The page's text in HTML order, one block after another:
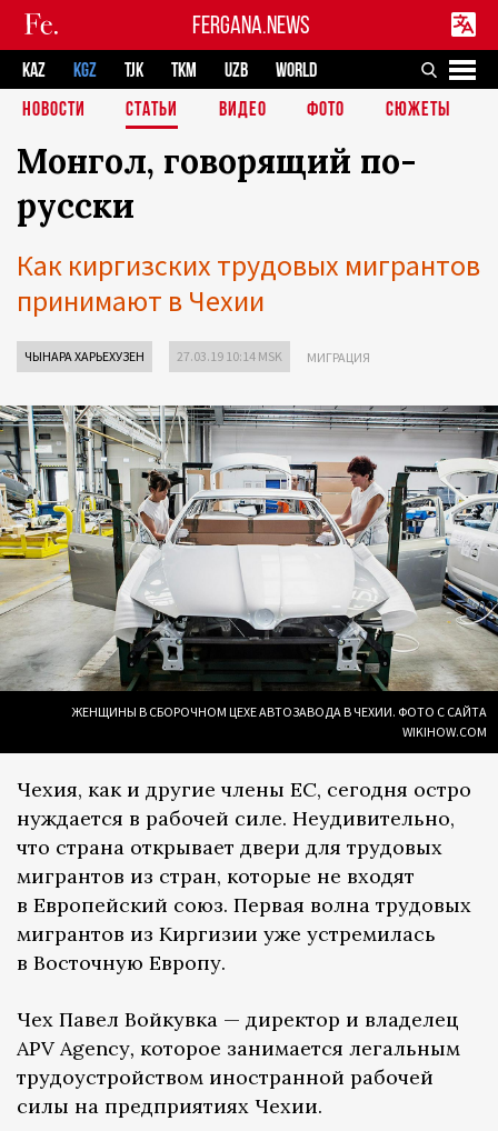
FERGANA.NEWS
KAZ KGZ TJK TKM UZB
WORLD
НОВОСТИ
СТАТЬИ ВИДЕО ФОТО СЮЖЕТЫ
Монгол, говорящий по-
русски
Как киргизских трудовых мигрантов
принимают в Чехии
ЧЫНАРА ХАРЬЕХУЗЕН 27.03.19 10:14 MSK МИГРАЦИЯ
ЖЕНЩИНЫ В СБОРОЧНОМ ЦЕХЕ АВТОЗАВОДА В ЧЕХИИ. ФОТО С САЙТА
WIKIHOW.COM
Чехия, как и другие члены ЕС, сегодня остро
нуждается в рабочей силе. Неудивительно,
что страна открывает двери для трудовых
мигрантов из стран, которые не входят
в Европейский союз. Первая волна трудовых
мигрантов из Киргизии уже устремилась
в Восточную Европу.
Чех Павел Войкувка — директор и владелец
APV Agency, которое занимается легальным
трудоустройством иностранной рабочей
силы на предприятиях Чехии.